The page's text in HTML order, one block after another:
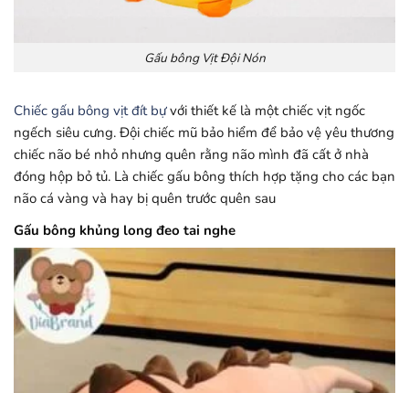
Gấu bông Vịt Đội Nón
Chiếc gấu bông vịt đít bựvới thiết kế là một chiếc vịt ngốc
ngếch siêu cưng. Đội chiếc mũ bảo hiểm để bảo vệ yêu thương
chiếc não bé nhỏ nhưng quên rằng não mình đã cất ở nhà
đóng hộp bỏ tủ. Là chiếc gấu bông thích hợp tặng cho các bạn
não cá vàng và hay bị quên trước quên sau
Gấu bông khủng long đeo tai nghe